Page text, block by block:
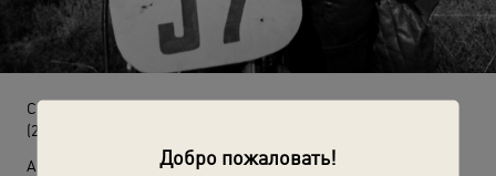
Добро пожаловать!
Спортсменка из Белорусской ССР Т. Габарева
(23 сентября 1951)
Автор: